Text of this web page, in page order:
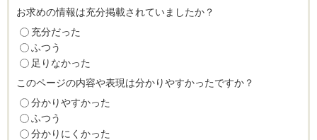
お求めの情報は充分掲載されていましたか？
充分だった
ふつう
足りなかった
このページの内容や表現は分かりやすかったですか？
分かりやすかった
ふつう
分かりにくかった